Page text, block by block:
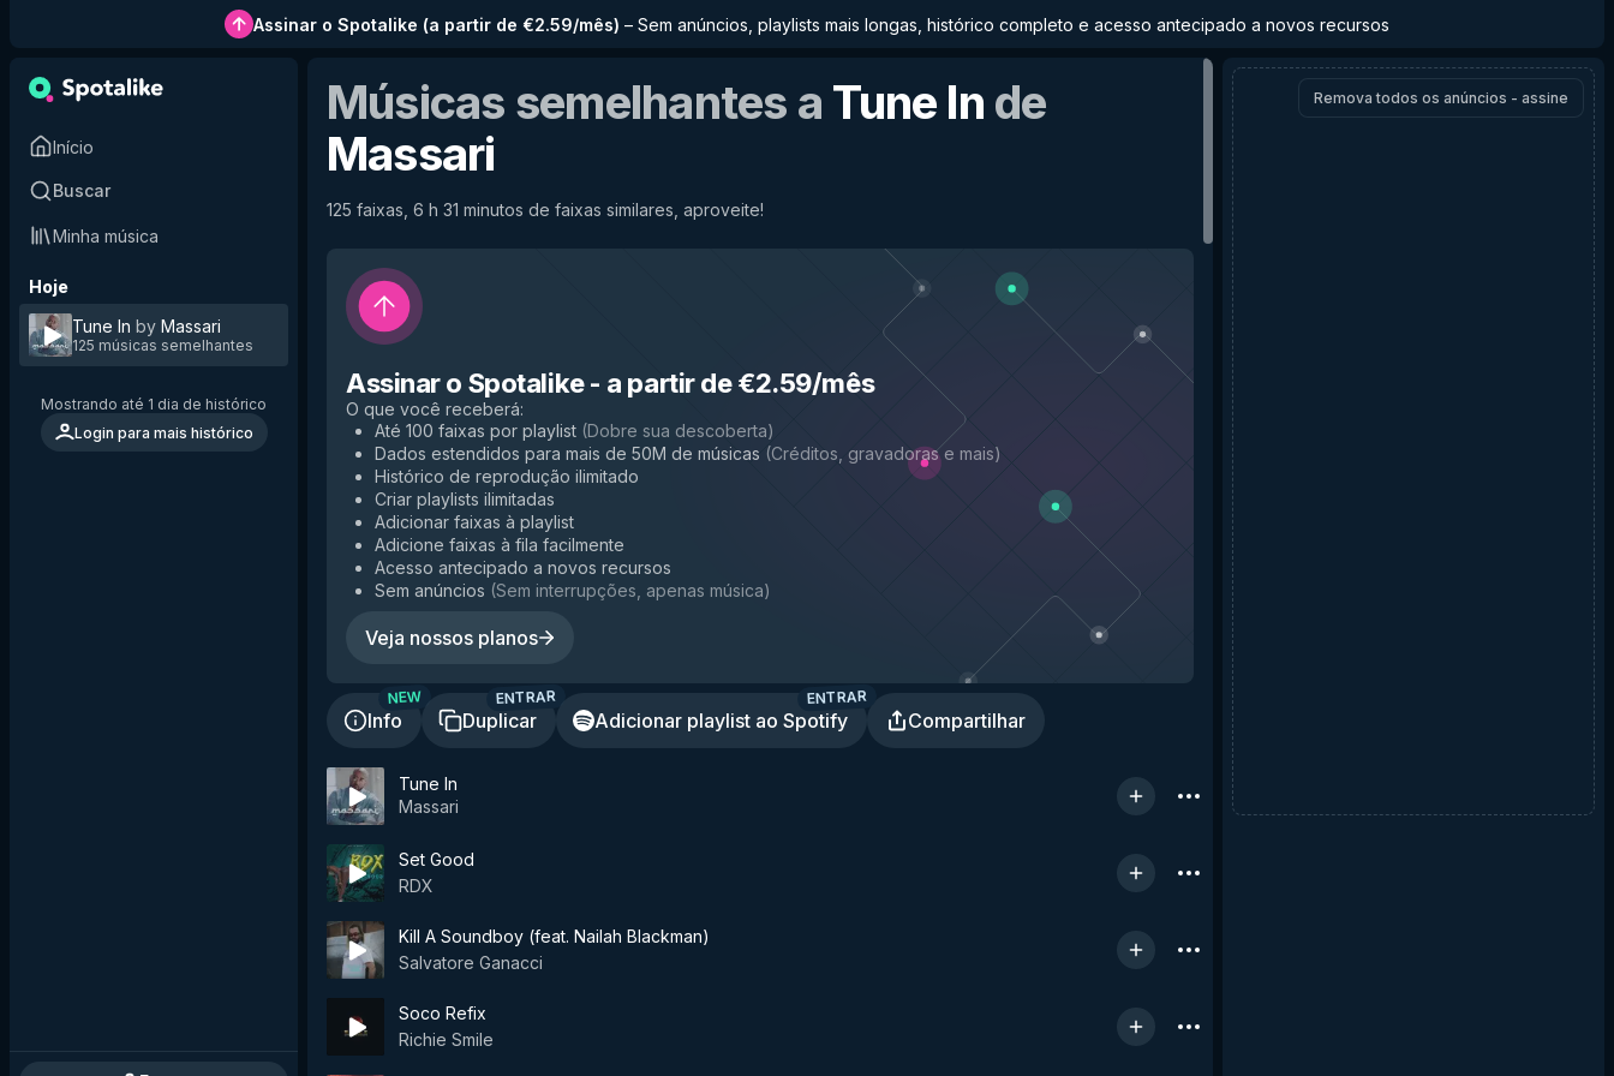
Assinar o Spotalike (a partir de €2.59/mês) – Sem anúncios, playlists mais longas, histórico completo e acesso antecipado a novos recursos
Início
Buscar
Minha música
Hoje
Tune In by Massari
125 músicas semelhantes
Mostrando até 1 dia de histórico
Login para mais histórico
Músicas semelhantes a Tune In de
Massari
125 faixas, 6 h 31 minutos de faixas similares, aproveite!
Assinar o Spotalike- a partir de €2.59/mês
O que você receberá:
Até 100 faixas por playlist (Dobre sua descoberta)
Dados estendidos para mais de 50M de músicas (Créditos, gravadoras e mais)
Histórico de reprodução ilimitado
Criar playlists ilimitadas
Adicionar faixas à playlist
Adicione faixas à fila facilmente
Acesso antecipado a novos recursos
Sem anúncios (Sem interrupções, apenas música)
Veja nossos planos
Info
NEW
Duplicar
ENTRAR
Adicionar playlist ao Spotify
ENTRAR
Compartilhar
Tune In
Massari
Set Good
RDX
Kill A Soundboy (feat. Nailah Blackman)
Salvatore Ganacci
Soco Refix
Richie Smile
Remova todos os anúncios - assine